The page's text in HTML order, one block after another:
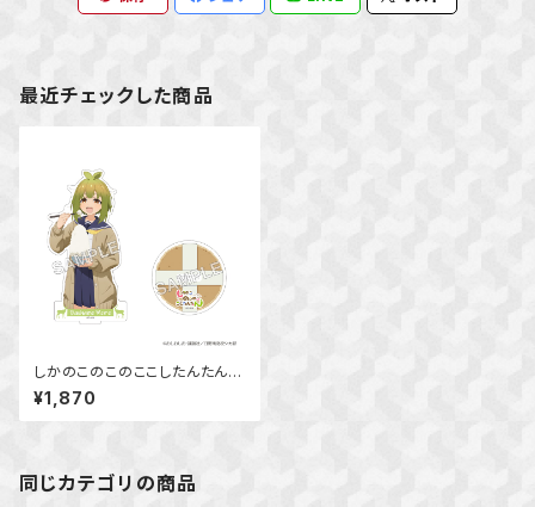
最近チェックした商品
しかのこのこのここしたんたん
アクリルスタンド 馬車芽 めめ
¥1,870
同じカテゴリの商品